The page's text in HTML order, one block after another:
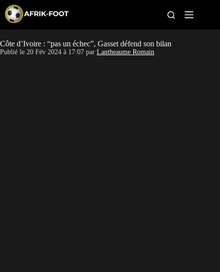
p
o
c
CAN féminine
Côte d’Ivoire : “pas un échec”, Gasset défend son bilan
Publié le 20 Fév 2024 à 17:07 par Lantheaume Romain